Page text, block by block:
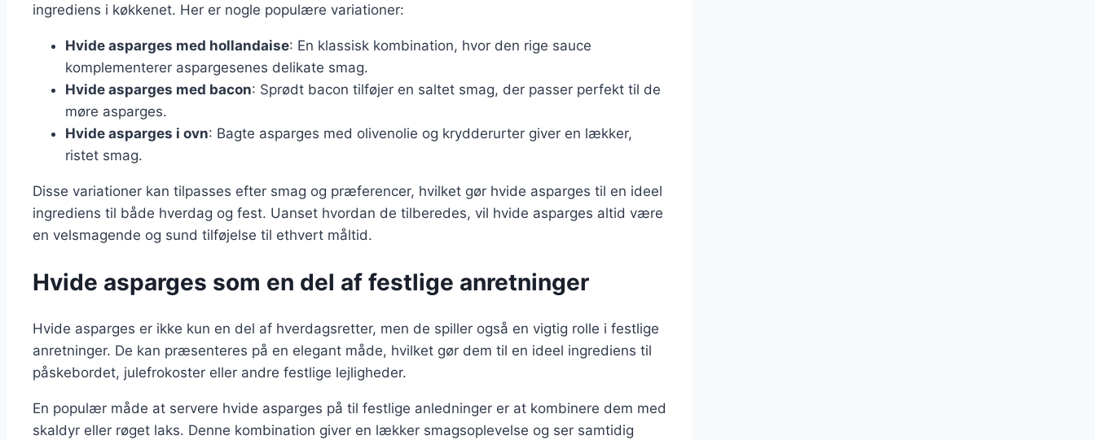
ingrediens i køkkenet. Her er nogle populære variationer:
Hvide asparges med hollandaise: En klassisk kombination, hvor den rige sauce
komplementerer aspargesenes delikate smag.
Hvide asparges med bacon: Sprødt bacon tilføjer en saltet smag, der passer perfekt til de
møre asparges.
Hvide asparges i ovn: Bagte asparges med olivenolie og krydderurter giver en lækker,
ristet smag.
Disse variationer kan tilpasses efter smag og præferencer, hvilket gør hvide asparges til en ideel
ingrediens til både hverdag og fest. Uanset hvordan de tilberedes, vil hvide asparges altid være
en velsmagende og sund tilføjelse til ethvert måltid.
Hvide asparges som en del af festlige anretninger
Hvide asparges er ikke kun en del af hverdagsretter, men de spiller også en vigtig rolle i festlige
anretninger. De kan præsenteres på en elegant måde, hvilket gør dem til en ideel ingrediens til
påskebordet, julefrokoster eller andre festlige lejligheder.
En populær måde at servere hvide asparges på til festlige anledninger er at kombinere dem med
skaldyr eller røget laks. Denne kombination giver en lækker smagsoplevelse og ser samtidig